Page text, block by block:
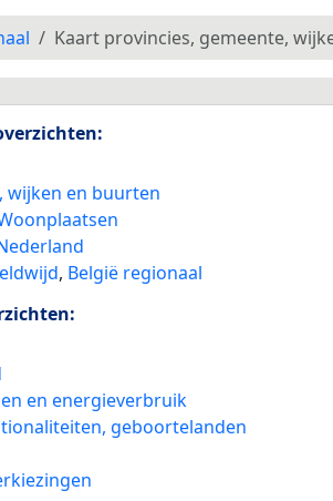
Kaart provincies, gemeente,
wijken en buurten
, België regionaal
en energieverbruik
geboortelanden